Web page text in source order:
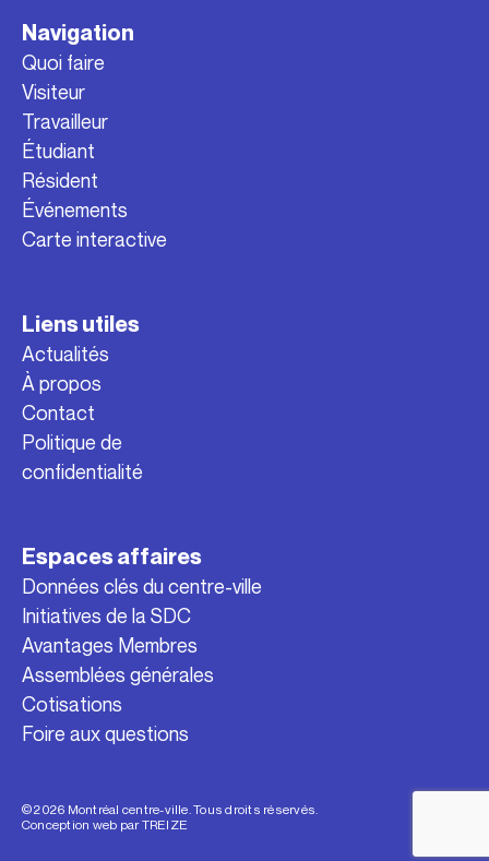
Navigation
Quoi faire
Visiteur
Travailleur
Étudiant
Résident
Événements
Carte interactive
Liens utiles
Actualités
À propos
Contact
Politique de
confidentialité
Espaces affaires
Données clés du centre-ville
Initiatives de la SDC
Avantages Membres
Assemblées générales
Cotisations
Foire aux questions
© 2026 Montréal centre-ville. Tous droits réservés.
Conception web parTREIZE